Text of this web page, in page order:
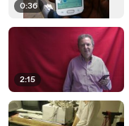
0:36
2:15